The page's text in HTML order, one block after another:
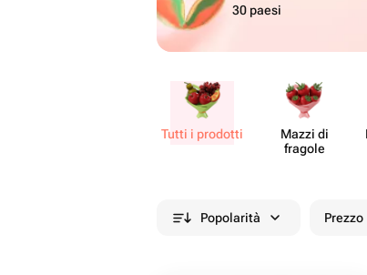
30 paesi
Tutti i prodotti
Mazzi di
fragole
Popolarità Prezzo